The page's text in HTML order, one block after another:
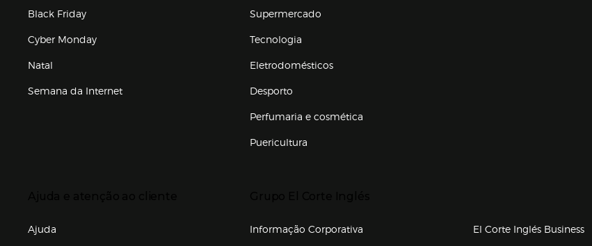
Black Friday
Cyber Monday
Natal
Semana da Internet
Supermercado
Tecnologia
Eletrodomésticos
Desporto
Perfumaria e cosmética
Puericultura
Ajuda
Informação Corporativa
El Corte Inglés Business
Enlaces de grupo el corte inglés